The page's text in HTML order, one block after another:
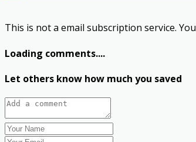
This is not a email subscription service.
Loading comments....
Let others know how much you saved